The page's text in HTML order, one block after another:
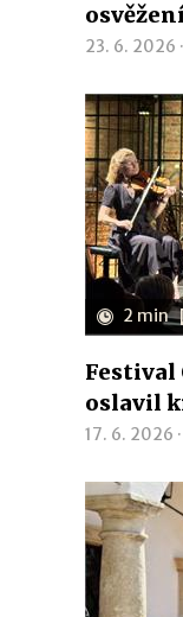
23. 6. 2026 ·
2 min
Festival
oslavil
17. 6. 2026 ·